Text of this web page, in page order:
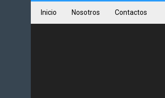
Inicio Nosotros Contactos